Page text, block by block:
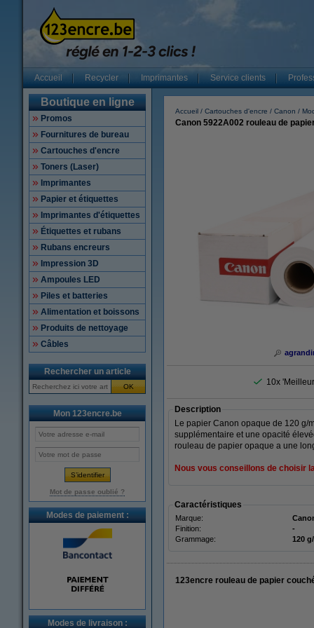
Accueil Recycler Imprimantes Service clients
Boutique en ligne
Promos
Fournitures de bureau
Cartouches d'encre
Toners (Laser)
Imprimantes
Papier et étiquettes
Imprimantes d'étiquettes
Étiquettes et rubans
Rubans encreurs
Impression 3D
Ampoules LED
Piles et batteries
Alimentation et boissons
Produits de nettoyage
Câbles
Rechercher un article
OK
Mon 123encre.be
Mot de passe oublié ?
Modes de paiement :
Modes de livraison :
Accueil Cartouches d'encre Canon
Canon 5922A002 rouleau de
10x
Description
Le papier Canon opaque de 120 g/
supplémentaire et une opacité
rouleau de papier opaque a une
Nous vous conseillons de choisir
Caractéristiques
Marque:
Finition:
-
Grammage:
120
123encre rouleau de papier